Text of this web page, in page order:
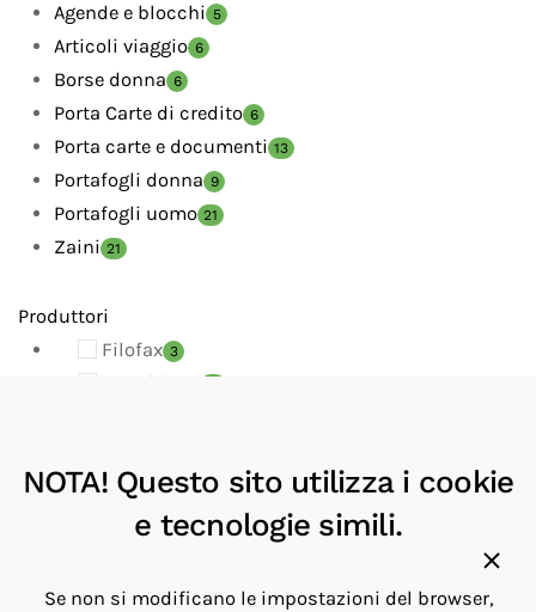
Agende e blocchi 5
Articoli viaggio 6
Borse donna 6
Porta Carte di credito 6
Porta carte e documenti 13
Portafogli donna 9
Portafogli uomo 21
Zaini 21
Produttori
Filofax 3
Montblanc
Porsche Design 27
SPALDING & BROS 53
NOTA! Questo sito utilizza i cookie
e tecnologie simili.
Se non si modificano le impostazioni del browser,